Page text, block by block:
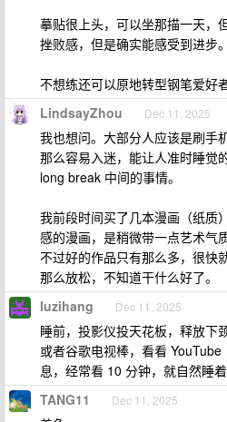
摹贴很上头，可以坐那描一天，
挫败感，但是确实能感受到进步。
不想练还可以原地转型钢笔爱好
LindsayZhou Dec 11, 2025
我也想问。大部分人应该是刷手
那么容易入迷，能让人准时睡觉
long break 中间的事情。
我前段时间买了几本漫画（纸质
感的漫画，是稍微带一点艺术气
不过好的作品只有那么多，很快
那么放松，不知道干什么好了。
luzihang Dec 11, 2025
睡前，投影仪投天花板，释放下
或者谷歌电视棒，看看
息，经常看 10 分钟，就自然睡着
TANG11 Dec 11, 2025